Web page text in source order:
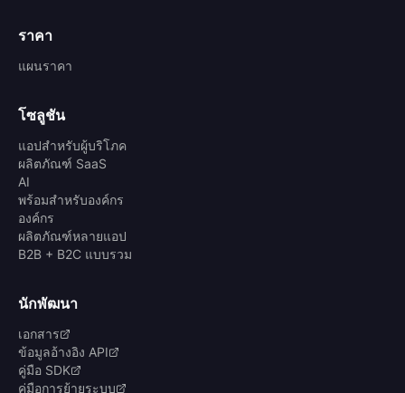
ราคา
แผนราคา
โซลูชัน
แอปสำหรับผู้บริโภค
ผลิตภัณฑ์ SaaS
AI
พร้อมสำหรับองค์กร
องค์กร
ผลิตภัณฑ์หลายแอป
B2B + B2C แบบรวม
นักพัฒนา
เอกสาร
ข้อมูลอ้างอิง API
คู่มือ SDK
คู่มือการย้ายระบบ